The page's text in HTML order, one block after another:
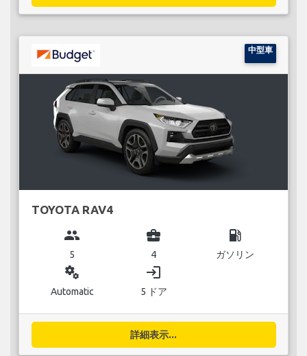
中型車
TOYOTA RAV4
group
5
business_center
4
local_gas_station
ガソリン
miscellaneous_services
Automatic
login
5 ドア
詳細表示...